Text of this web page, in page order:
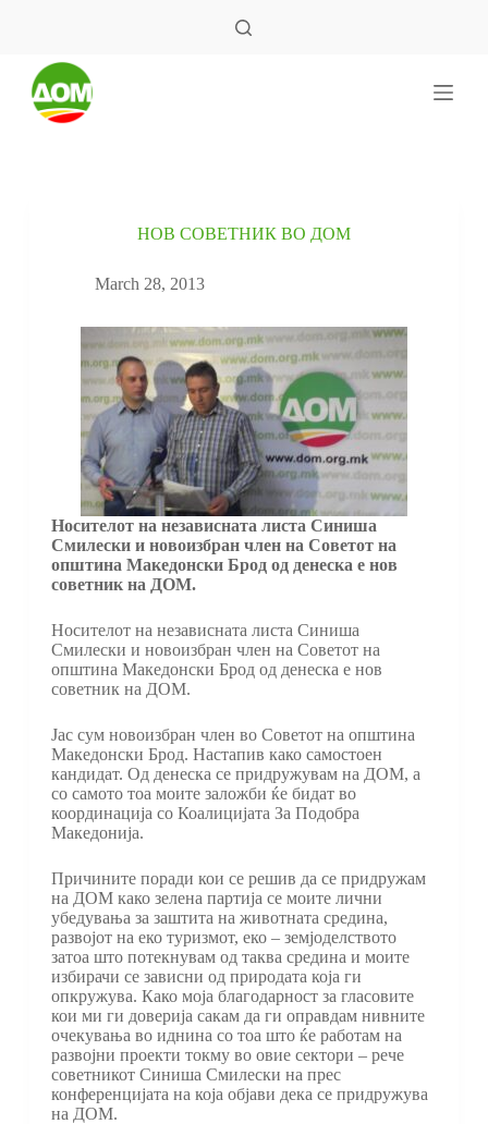
НОВ СОВЕТНИК ВО ДОМ
March 28, 2013
Носителот на независната листа Синиша
Смилески и новоизбран член на Советот на
општина Македонски Брод од денеска е нов
советник на ДОМ.
Носителот на независната листа Синиша
Смилески и новоизбран член на Советот на
општина Македонски Брод од денеска е нов
советник на ДОМ.
Јас сум новоизбран член во Советот на општина
Македонски Брод. Настапив како самостоен
кандидат. Од денеска се придружувам на ДОМ, а
со самото тоа моите заложби ќе бидат во
координација со Коалицијата За Подобра
Македонија.
Причините поради кои се решив да се придружам
на ДОМ како зелена партија се моите лични
убедувања за заштита на животната средина,
развојот на еко туризмот, еко – земјоделството
затоа што потекнувам од таква средина и моите
избирачи се зависни од природата која ги
опкружува. Како моја благодарност за гласовите
кои ми ги доверија сакам да ги оправдам нивните
очекувања во иднина со тоа што ќе работам на
развојни проекти токму во овие сектори – рече
советникот Синиша Смилески на прес
конференцијата на која објави дека се придружува
на ДОМ.